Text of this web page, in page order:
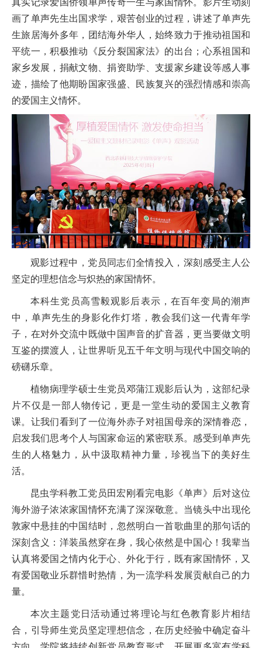
画了单声先生出国求学，艰苦创业的过程，讲述了单声先
生旅居海外多年，团结海外华人，始终致力于推动祖国和
平统一，积极推动《反分裂国家法》的出台；心系祖国和
家乡发展，捐献文物、捐资助学、支援家乡建设等感人事
迹，描绘了他期盼国家强盛、民族复兴的强烈情感和崇高
的爱国主义情怀。
观影过程中，党员同志们全情投入，深刻感受主人公
坚定的理想信念与炽热的家国情怀。
本科生党员高雪毅观影后表示，在百年变局的潮声
中，单声先生的身影化作灯塔，教会我们这一代青年学
子，在对外交流中既做中国声音的扩音器，更当要做文明
互鉴的摆渡人，让世界听见五千年文明与现代中国交响的
磅礴乐章。
植物病理学硕士生党员邓蒲江观影后认为，这部纪录
片不仅是一部人物传记，更是一堂生动的爱国主义教育
课。让我们看到了一位海外赤子对祖国母亲的深情眷恋，
启发我们思考个人与国家命运的紧密联系。感受到单声先
生的人格魅力，从中汲取精神力量，珍视当下的美好生
活。
昆虫学科教工党员田宏刚看完电影《单声》后对这位
海外游子浓浓家国情怀充满了深深敬意。当镜头中出现伦
敦家中悬挂的中国结时，忽然明白一首歌曲里的那句话的
深刻含义：洋装虽然穿在身，我心依然是中国心！我辈当
认真将爱国之情内化于心、外化于行，既有家国情怀，又
有爱国敬业乐群惜时热情，为一流学科发展贡献自己的力
量。
本次主题党日活动通过将理论与红色教育影片相结
合，引导师生党员坚定理想信念，在历史经验中确定奋斗